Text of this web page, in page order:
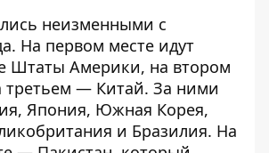
неизменными с
На первом месте идут
Штаты Америки, на втором
третьем — Китай. За ними
Япония, Южная Корея,
и Бразилия. На